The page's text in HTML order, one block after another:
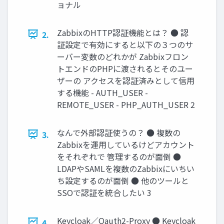
ョナル
2.
ZabbixのHTTP認証機能とは？ ● 認
証設定で有効にすると以下の３つのサ
ーバー変数のどれかが Zabbixフロン
トエンドのPHPに渡されるとそのユー
ザーの アクセスを認証済みとして信用
する機能 - AUTH_USER -
REMOTE_USER - PHP_AUTH_USER 2
3.
なんで外部認証使うの？ ● 複数の
Zabbixを運用しているけどアカウント
をそれぞれで 管理するのが面倒 ●
LDAPやSAMLを複数のZabbixにいちい
ち設定するのが面倒 ● 他のツールと
SSOで認証を統合したい 3
Keycloak／Oauth2-Proxy ● Keycloak